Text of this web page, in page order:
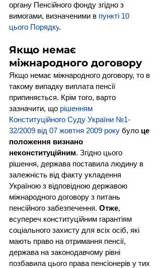
органу Пенсійного фонду згідно з
вимогами, визначеними в пункті 10
цього Порядку.
Якщо немає
міжнародного договору
Якщо немає міжнародного договору, то в
такому випадку виплата пенсії
припиняється. Крім того, варто
зазначити, що рішенням
Конституційного Суду України №1-
32/2009 від 07 жовтня 2009 року було це
положення визнано
неконституційним. Згідно цього
рішення, держава поставила людину в
залежність від факту укладення
Україною з відповідною державою
міжнародного договору з питань
пенсійного забезпечення. Отже,
всупереч конституційним гарантіям
соціального захисту для всіх осіб, які
мають право на отримання пенсії,
держава на законодавчому рівні
позбавила цього права пенсіонерів у тих